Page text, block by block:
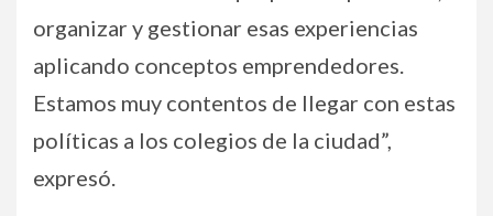
organizar y gestionar esas experiencias
aplicando conceptos emprendedores.
Estamos muy contentos de llegar con estas
políticas a los colegios de la ciudad”,
expresó.